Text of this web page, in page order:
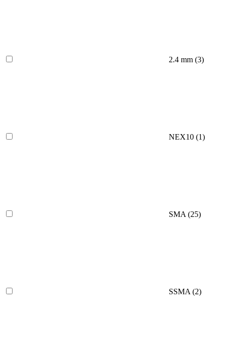
2.4 mm (3)
NEX10 (1)
SMA (25)
SSMA (2)